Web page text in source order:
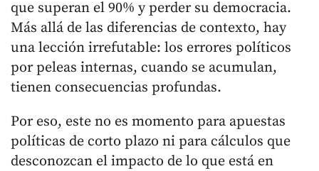
que superan el 90% y perder su democracia.
Más allá de las diferencias de contexto, hay
una lección irrefutable: los errores políticos
por peleas internas, cuando se acumulan,
tienen consecuencias profundas.
Por eso, este no es momento para apuestas
políticas de corto plazo ni para cálculos que
desconozcan el impacto de lo que está en